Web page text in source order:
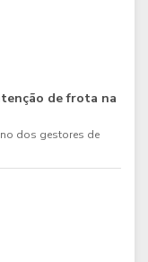
de frota na
dos gestores de